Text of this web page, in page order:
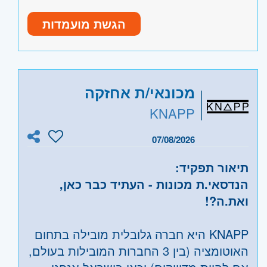
שבר. התפקיד הינו עצמאי ודורש יכולת
פתרון בעיות, אחריות גבוהה ושירותיות.
• ניסיון בתיקון ותחזוקת אוטוקלבים – יתרון
• שירותיות, אדיבות ויחסי אנוש טובים
• יכולת למידה מהירה וניהול משימות באופן
עצמאי
קוד משרה:JB-5034
אזור: מרכז - רמת גן וגבעתיים
- ירושלים, יהודה ושומרון, בית שמש
- ראשון לציון ונס- ציונה, רמלה לוד,
רחובות, יבנה
הגשת מועמדות
מכונאי/ת אחזקה
KNAPP
07/08/2026
תיאור תפקיד:
הנדסאי.ת מכונות - העתיד כבר כאן,
ואת.ה?!
KNAPP היא חברה גלובלית מובילה בתחום
האוטומציה (בין 3 החברות המובילות בעולם,